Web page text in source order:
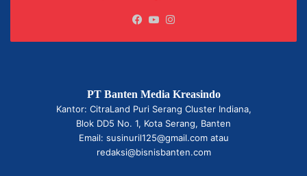
Facebook
YouTube
PT Banten Media Kreasindo
Kantor: CitraLand Puri Serang Cluster Indiana,
Blok DD5 No. 1, Kota Serang, Banten
Email: susinuril125@gmail.com atau
redaksi@bisnisbanten.com